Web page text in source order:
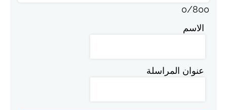
0/800
الاسم
عنوان المراسلة